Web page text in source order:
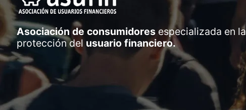
Asociación de consumidoresespecializada en la
protección del usuario financiero.